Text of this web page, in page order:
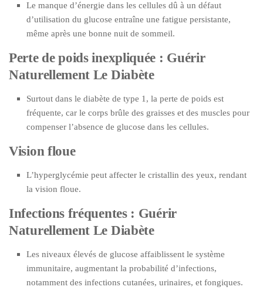
Le manque d’énergie dans les cellules dû à un défaut
d’utilisation du glucose entraîne une fatigue persistante,
même après une bonne nuit de sommeil.
Perte de poids inexpliquée : Guérir
Naturellement Le Diabète
Surtout dans le diabète de type 1, la perte de poids est
fréquente, car le corps brûle des graisses et des muscles pour
compenser l’absence de glucose dans les cellules.
Vision floue
L’hyperglycémie peut affecter le cristallin des yeux, rendant
la vision floue.
Infections fréquentes : Guérir
Naturellement Le Diabète
Les niveaux élevés de glucose affaiblissent le système
immunitaire, augmentant la probabilité d’infections,
notamment des infections cutanées, urinaires, et fongiques.